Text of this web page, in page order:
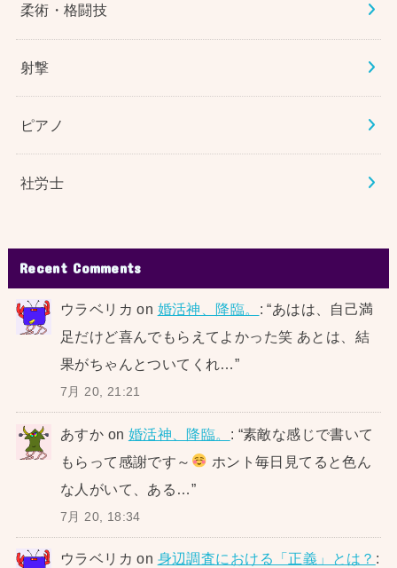
柔術・格闘技
射撃
ピアノ
社労士
Recent Comments
ウラベリカ on 婚活神、降臨。 : “あはは、自己満
足だけど喜んでもらえてよかった笑 あとは、結
果がちゃんとついてくれ…”
7月 20, 21:21
あすか on 婚活神、降臨。 : “素敵な感じで書いて
もらって感謝です～
ホント毎日見てると色ん
な人がいて、ある…”
7月 20, 18:34
ウラベリカ on 身辺調査における「正義」とは？ :